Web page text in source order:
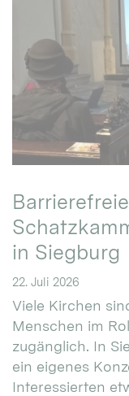
in Siegburg
22. Juli 2026
Viele Kirchen
Menschen im
zugänglich. In
ein eigenes
Interessierten